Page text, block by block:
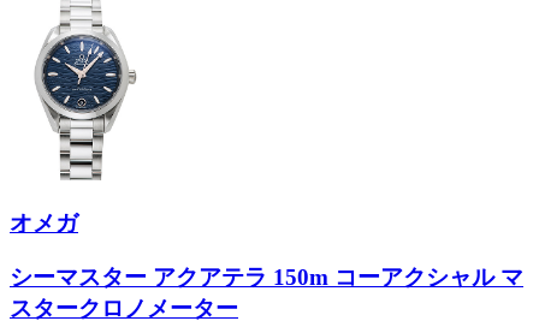
オメガ
シーマスター アクアテラ 150m コーアクシャル マ
スタークロノメーター